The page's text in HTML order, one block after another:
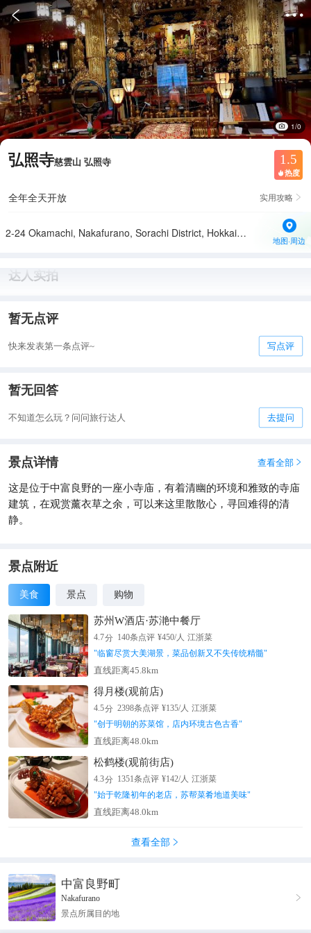
 
1/0
弘照寺慈雲山 弘照寺 1.5
 热度
全年全天开放 实用攻略 
2-24 Okamachi, Nakafurano, Sorachi District, Hokkaido 071-0762日本
地图·周边
达人实拍
暂无点评
快来发表第一条点评~ 写点评
暂无回答
不知道怎么玩？问问旅行达人 去提问
景点详情 查看全部 
这是位于中富良野的一座小寺庙，有着清幽的环境和雅致的寺庙
建筑，在观赏薰衣草之余，可以来这里散散心，寻回难得的清
静。
景点附近
美食 景点 购物
苏州W酒店·苏滟中餐厅
4.7分 140条点评 ¥450/人 江浙菜
"临窗尽赏大美湖景，菜品创新又不失传统精髓"
直线距离45.8km
得月楼(观前店)
4.5分 2398条点评 ¥135/人 江浙菜
"创于明朝的苏菜馆，店内环境古色古香"
直线距离48.0km
松鹤楼(观前街店)
4.3分 1351条点评 ¥142/人 江浙菜
"始于乾隆初年的老店，苏帮菜肴地道美味"
直线距离48.0km
查看全部 
中富良野町
Nakafurano
景点所属目的地
